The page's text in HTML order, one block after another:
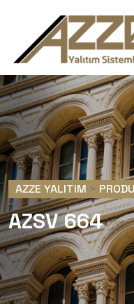
AZZE YALITIM >
AZSV 664